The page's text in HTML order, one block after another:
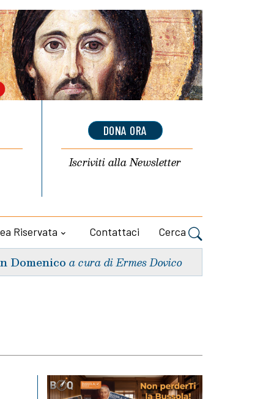
DONA ORA
Iscriviti allaNewsletter
Riservata Contattaci Cerca
Domenico a cura di Ermes Dovico